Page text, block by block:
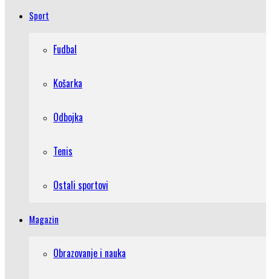
Sport
Fudbal
Košarka
Odbojka
Tenis
Ostali sportovi
Magazin
Obrazovanje i nauka